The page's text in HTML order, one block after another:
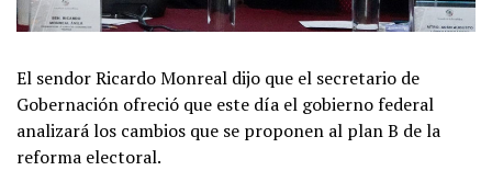
El sendor Ricardo Monreal dijo que el secretario de
Gobernación ofreció que este día el gobierno federal
analizará los cambios que se proponen al plan B de la
reforma electoral.